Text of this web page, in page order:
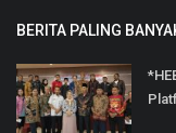
BERITA PALING